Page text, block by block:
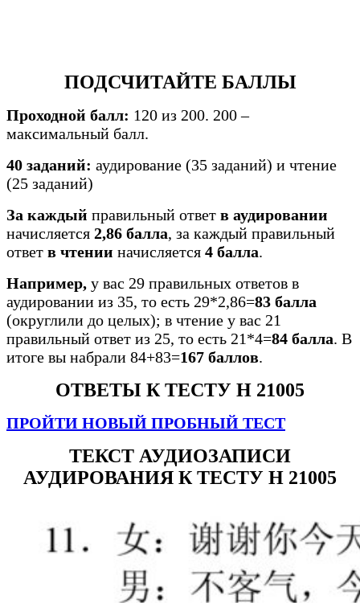
ПОДСЧИТАЙТЕ БАЛЛЫ
Проходной балл: 120 из 200. 200 –
максимальный балл.
40 заданий: аудирование (35 заданий) и чтение
(25 заданий)
За каждый правильный ответ в аудировании
начисляется 2,86 балла, за каждый правильный
ответ в чтении начисляется 4 балла.
Например, у вас 29 правильных ответов в
аудировании из 35, то есть 29*2,86=83 балла
(округлили до целых); в чтение у вас 21
правильный ответ из 25, то есть 21*4=84 балла. В
итоге вы набрали 84+83=167 баллов.
ОТВЕТЫ К ТЕСТУ H 21005
ПРОЙТИ НОВЫЙ ПРОБНЫЙ ТЕСТ
ТЕКСТ АУДИОЗАПИСИ
АУДИРОВАНИЯ К ТЕСТУ H 21005